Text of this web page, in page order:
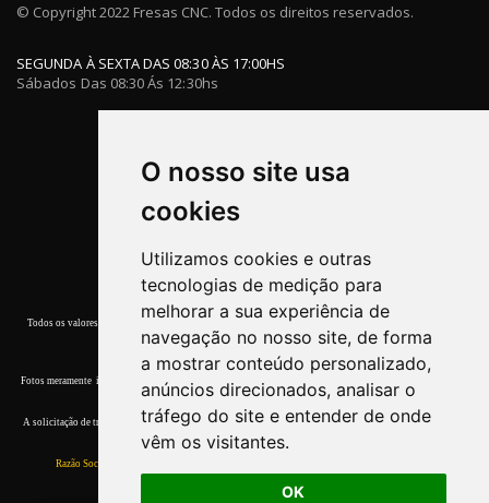
O nosso site usa
cookies
Utilizamos cookies e outras
tecnologias de medição para
melhorar a sua experiência de
navegação no nosso site, de forma
a mostrar conteúdo personalizado,
anúncios direcionados, analisar o
tráfego do site e entender de onde
vêm os visitantes.
OK
© Copyright 2022 Fresas CNC. Todos os direitos reservados.
SEGUNDA À SEXTA DAS 08:30 ÀS 17:00HS
Sábados Das 08:30 Ás 12:30hs
Todos os valores, promoções e condições de pagamento deste site referem-se apenas a compras efetuadas
nesta Loja Virtual.
Fotos meramente ilustrativas. Garantia de entrega dos produtos terminar o estoque. Quaisquer dúvidas, por
A solicitação de troca devera ser comunicada aoAtendimento em até 7 (sete) dias corridos, a contar da data
do recebimento.
Razão Social: